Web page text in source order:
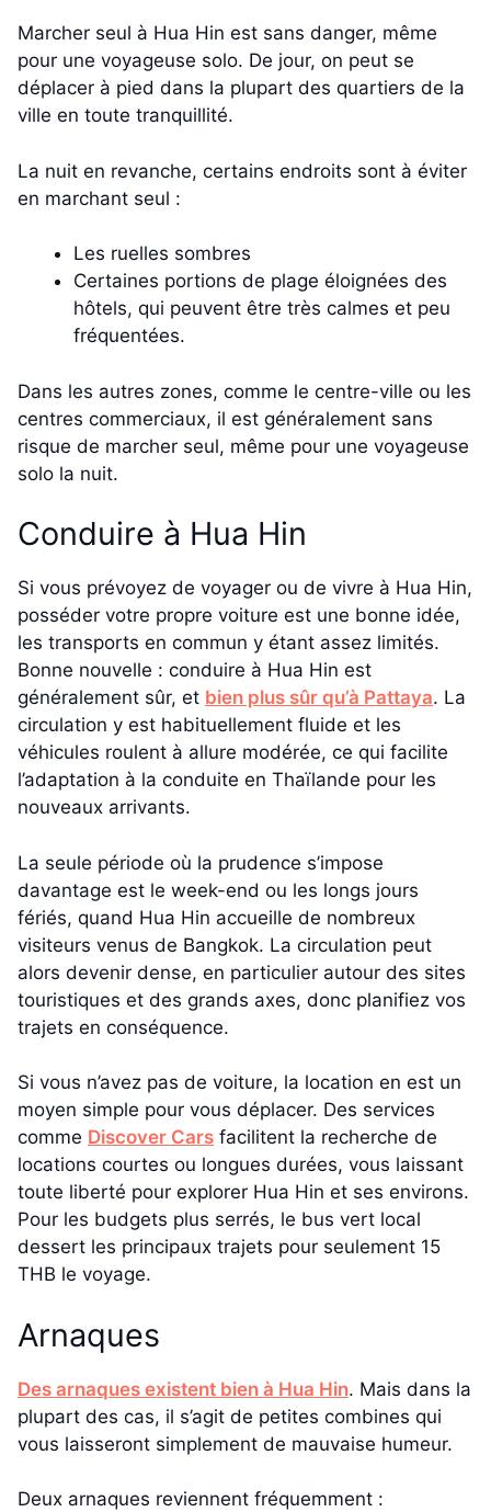
Marcher seul à Hua Hin est sans danger, même
pour une voyageuse solo. De jour, on peut se
déplacer à pied dans la plupart des quartiers de la
ville en toute tranquillité.
La nuit en revanche, certains endroits sont à éviter
en marchant seul :
Les ruelles sombres
Certaines portions de plage éloignées des
hôtels, qui peuvent être très calmes et peu
fréquentées.
Dans les autres zones, comme le centre-ville ou les
centres commerciaux, il est généralement sans
risque de marcher seul, même pour une voyageuse
solo la nuit.
Conduire à Hua Hin
Si vous prévoyez de voyager ou de vivre à Hua Hin,
posséder votre propre voiture est une bonne idée,
les transports en commun y étant assez limités.
Bonne nouvelle : conduire à Hua Hin est
généralement sûr, et bien plus sûr qu’à Pattaya. La
circulation y est habituellement fluide et les
véhicules roulent à allure modérée, ce qui facilite
l’adaptation à la conduite en Thaïlande pour les
nouveaux arrivants.
La seule période où la prudence s’impose
davantage est le week-end ou les longs jours
fériés, quand Hua Hin accueille de nombreux
visiteurs venus de Bangkok. La circulation peut
alors devenir dense, en particulier autour des sites
touristiques et des grands axes, donc planifiez vos
trajets en conséquence.
Si vous n’avez pas de voiture, la location en est un
moyen simple pour vous déplacer. Des services
comme Discover Cars facilitent la recherche de
locations courtes ou longues durées, vous laissant
toute liberté pour explorer Hua Hin et ses environs.
Pour les budgets plus serrés, le bus vert local
dessert les principaux trajets pour seulement 15
THB le voyage.
Arnaques
Des arnaques existent bien à Hua Hin. Mais dans la
plupart des cas, il s’agit de petites combines qui
vous laisseront simplement de mauvaise humeur.
Deux arnaques reviennent fréquemment :